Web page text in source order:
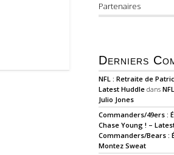
Partenaires
Derniers
NFL : Retraite de
Latest Huddle dans
Julio Jones
Commanders/49ers :
Chase Young ! –
Commanders/Bears :
Montez Sweat